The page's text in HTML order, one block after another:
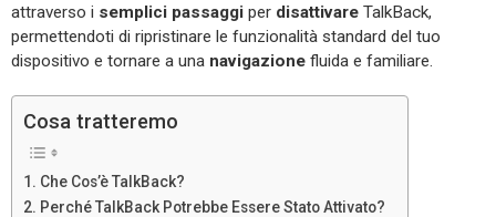
attraverso i semplici passaggi per disattivare TalkBack,
permettendoti di ripristinare le funzionalità standard del tuo
dispositivo e tornare a una navigazione fluida e familiare.
Cosa tratteremo
Che Cos’è TalkBack?
Perché TalkBack Potrebbe Essere Stato Attivato?